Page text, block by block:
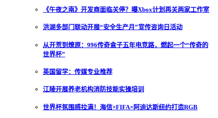
《午夜之南》开发商面临关停？曝Xbox计划再关两家工作室
洪湖多部门联动开展“安全生产月”宣传咨询日活动
从开荒到燎原：996传奇盒子五年电竞路，燃起一个“传奇的
世界杯”
英国留学：传媒专业推荐
江陵开展养老机构消防技能实操培训
世界杯氛围感拉满！海信×FIFA×阿迪达斯纽约打造RGB